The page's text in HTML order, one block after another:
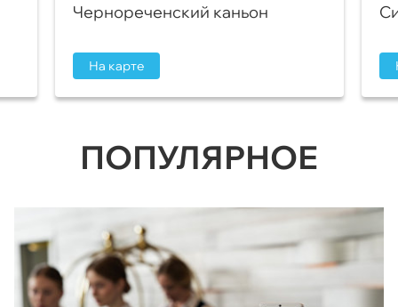
Чернореченский каньон
На карте
ПОПУЛЯРНОЕ